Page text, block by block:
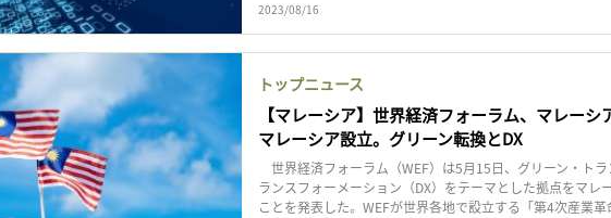
2023/08/16
トップニュース
【マレーシア】世界経済フォーラム、マレーシ
マレーシア設立。グリーン転換とDX
世界経済フォーラム（WEF）は5月15日、グリーン・ト
ランスフォーメーション（DX）をテーマとした拠点をマレ
ことを発表した。WEFが世界各地で設立する「第4次産業
記事をお気に入りに保存するには
ログインが必要です
ログイン 会員登録